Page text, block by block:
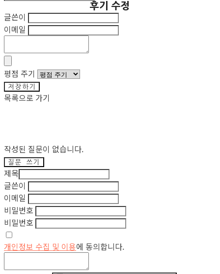
후기 수정
글쓴이
이메일
평점 주기
저장하기
목록으로 가기
작성된 질문이 없습니다.
질문 쓰기
제목
글쓴이
이메일
비밀번호
비밀번호
개인정보 수집 및 이용에 동의합니다.